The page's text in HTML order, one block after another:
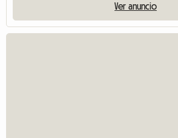
Ver anuncio